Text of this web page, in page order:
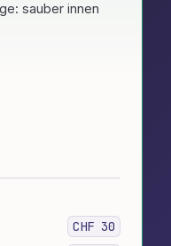
sauber innen
CHF 30